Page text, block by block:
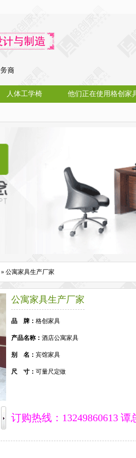
人体工学椅 他们正在使用格创家
» 公寓家具生产厂家
公寓家具生产厂家
品 牌： 格创家具
产品名称： 酒店公寓家具
别 名： 宾馆家具
尺 寸： 可量尺定做
订购热线：13249860613 谭